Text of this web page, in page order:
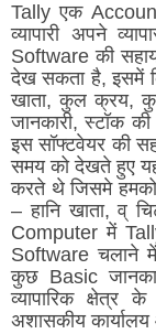
Tally एक
व्यापारी अपने
Software की
देख सकता है, इसमें
खाता, कुल क्रय,
जानकारी, स्टॉक की
इस सॉफ्टवेयर की
समय को देखते हुए
करते थे जिसमे हमको
– हानि खाता, व्
Computer में
Software चलाने
कुछ Basic
व्यापारिक क्षेत्र
अशासकीय